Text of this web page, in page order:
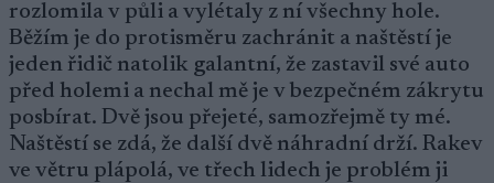
rozlomila v půli a vylétaly z ní všechny hole.
Běžím je do protisměru zachránit a naštěstí je
jeden řidič natolik galantní, že zastavil své auto
před holemi a nechal mě je v bezpečném zákrytu
posbírat. Dvě jsou přejeté, samozřejmě ty mé.
Naštěstí se zdá, že další dvě náhradní drží. Rakev
ve větru plápolá, ve třech lidech je problém ji